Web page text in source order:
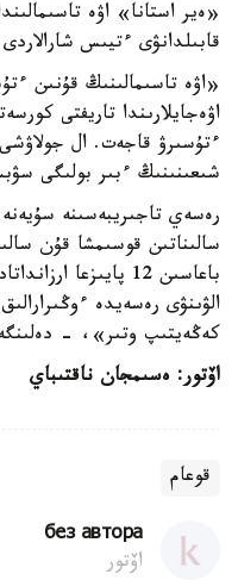
«ەير استانا» اۋە
قابىلدانۋى ءتيىس
«اۋە تاسىمالىنىڭ قۇنىن
اۋەجايلارىندا تاريفتى
ءتۇسىرۋ قاجەت. ال
شىعىنىنىڭ ءبىر بولىگى
رەسەي تاجىريبەسىنە
سالىناتىن قوسىمشا قۇن
باعاسىن 12
الۋىنۋى رەسەيدە
كەڭەيتىپ وتىر»، -
اۆتور: ەسىمجان ناقتىباي
قوعام
без автора
اۆتور